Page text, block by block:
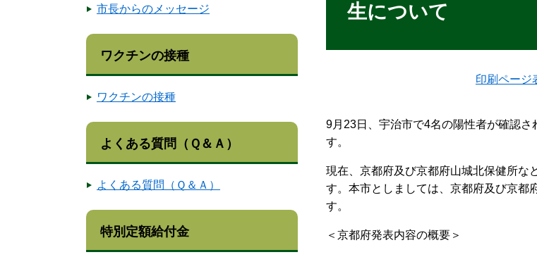
生について
印刷ページ
9月23日、宇治市で4名の陽性者が確認
す。
現在、京都府及び京都府山城北保健所な
す。本市としましては、京都府及び京都
す。
＜京都府発表内容の概要＞
市長からのメッセージ
ワクチンの接種
ワクチンの接種
よくある質問（Ｑ＆Ａ）
よくある質問（Ｑ＆Ａ）
特別定額給付金